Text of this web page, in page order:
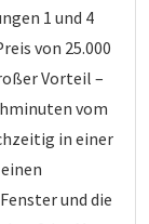
1 und 4
von 25.000
Vorteil –
vom
in einer
und die